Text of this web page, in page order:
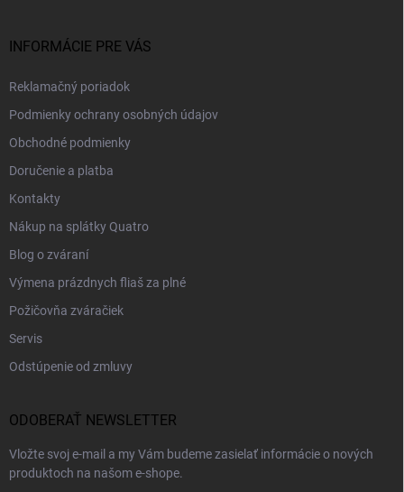
INFORMÁCIE PRE VÁS
Reklamačný poriadok
Podmienky ochrany osobných údajov
Obchodné podmienky
Doručenie a platba
Kontakty
Nákup na splátky Quatro
Blog o zváraní
Výmena prázdnych fliaš za plné
Požičovňa zváračiek
Servis
Odstúpenie od zmluvy
ODOBERAŤ NEWSLETTER
Vložte svoj e-mail a my Vám budeme zasielať informácie o nových
produktoch na našom e-shope.